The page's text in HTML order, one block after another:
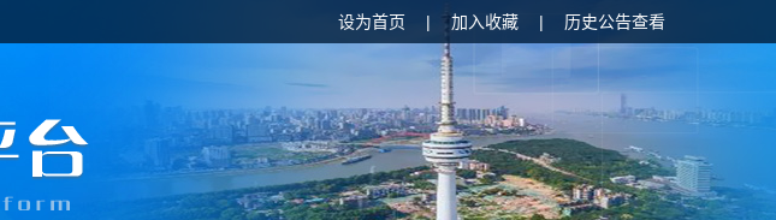
设为首页 | 加入收藏 | 历史公告查看